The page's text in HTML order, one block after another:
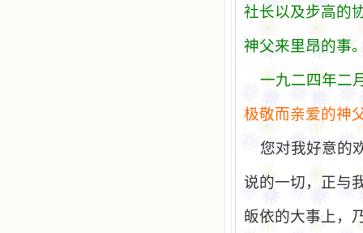
社长以及步高的
神父来里昂的事
一九二四年二
极敬而亲爱的神
您对我好意的
说的一切，正与
皈依的大事上，